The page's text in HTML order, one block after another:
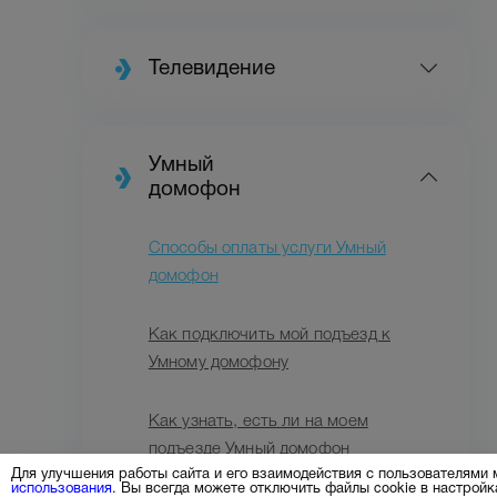
Телевидение
Умный
домофон
Способы оплаты услуги Умный
домофон
Как подключить мой подъезд к
Умному домофону
Как узнать, есть ли на моем
подъезде Умный домофон
Для улучшения работы сайта и его взаимодействия с
использования. Вы всегда можете отключить файлы cookie в